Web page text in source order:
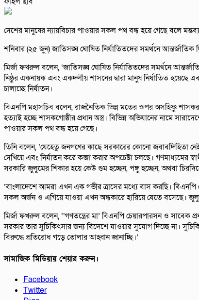
দেশের মানুষের ন্যায়বিচার পাওয়ার সকল পথ বন্ধ হয়ে গেছে বলে
শনিবার (২৫ জুন) জাতিসঙ্ঘ ঘোষিত নির্যাতিতদের সমর্থনে
মির্জা ফখরুল বলেন, ‘জাতিসঙ্ঘ ঘোষিত নির্যাতিতদের সমর্থনে
নিষ্ঠুর একনায়ক এবং একদলীয় শাসনের দ্বারা মানুষ নির্যাতিত হয়েছে
চালাচ্ছে নির্যাতন।
বিএনপি মহাসচিব বলেন, রাজনৈতিক ভিন্ন মতের ওপর অসহিষ্ণু
হত্যাই হচ্ছে শাসকগোষ্ঠীর প্রধান অস্ত্র। বিভিন্ন অভিযানের নামে
পাওয়ার সকল পথ বন্ধ হয়ে গেছে।
তিনি বলেন, ‘যেহেতু জনগণের কাছে সরকারের কোনো জবাবদিহিতা
দেখিয়ে এবং নির্যাতন করে কব্জা করার অপচেষ্টা চলছে। গণমাধ্যমের
সরকারি জুলুমের শিকার হয়ে কেউ গুম হচ্ছেন, পঙ্গু হচ্ছেন, অথবা
‘বাংলাদেশে আমরা এখন এক গভীর ত্রাসের মধ্যে বাস করছি।
সকল অর্জন ও এগিয়ে যাওয়া এখন অন্ধকারে হারিয়ে যেতে বসেছে।
মির্জা ফখরুল বলেন, ‘‘গণতন্ত্রের মা’ বিএনপি চেয়ারপারসন ও সাবেক
সরকার তার সুচিকিৎসার জন্য বিদেশে যাওয়ার সুযোগ দিচ্ছে না।
বিরুদ্ধে প্রতিরোধ গড়ে তোলার আহ্বান জানাচ্ছি।’
সামাজিক মিডিয়ায় শেয়ার করুন।
Facebook
Twitter